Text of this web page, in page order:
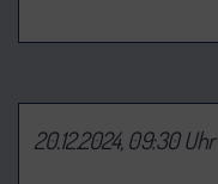
20.12.2024, 09:30 Uhr